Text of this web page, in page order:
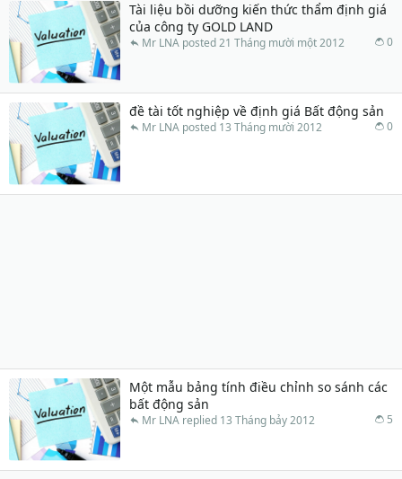
Tài liệu bồi dưỡng kiến thức thẩm định giá
của công ty GOLD LAND
0
21 Tháng mười một 2012
Mr LNA
đề tài tốt nghiệp về định giá Bất động sản
0
13 Tháng mười 2012
Mr LNA
Một mẫu bảng tính điều chỉnh so sánh các
bất động sản
5
13 Tháng bảy 2012
Mr LNA